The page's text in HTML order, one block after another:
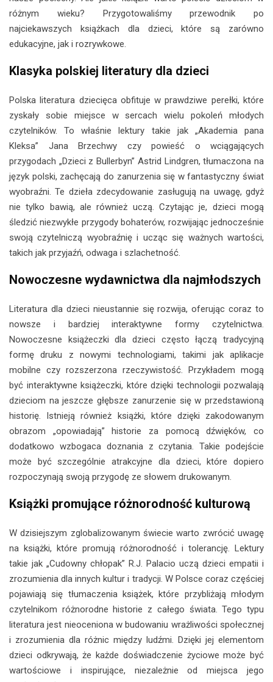
różnym wieku? Przygotowaliśmy przewodnik po
najciekawszych książkach dla dzieci, które są zarówno
edukacyjne, jak i rozrywkowe.
Klasyka polskiej literatury dla dzieci
Polska literatura dziecięca obfituje w prawdziwe perełki, które
zyskały sobie miejsce w sercach wielu pokoleń młodych
czytelników. To właśnie lektury takie jak „Akademia pana
Kleksa” Jana Brzechwy czy powieść o wciągających
przygodach „Dzieci z Bullerbyn” Astrid Lindgren, tłumaczona na
język polski, zachęcają do zanurzenia się w fantastyczny świat
wyobraźni. Te dzieła zdecydowanie zasługują na uwagę, gdyż
nie tylko bawią, ale również uczą. Czytając je, dzieci mogą
śledzić niezwykłe przygody bohaterów, rozwijając jednocześnie
swoją czytelniczą wyobraźnię i ucząc się ważnych wartości,
takich jak przyjaźń, odwaga i szlachetność.
Nowoczesne wydawnictwa dla najmłodszych
Literatura dla dzieci nieustannie się rozwija, oferując coraz to
nowsze i bardziej interaktywne formy czytelnictwa.
Nowoczesne książeczki dla dzieci często łączą tradycyjną
formę druku z nowymi technologiami, takimi jak aplikacje
mobilne czy rozszerzona rzeczywistość. Przykładem mogą
być interaktywne książeczki, które dzięki technologii pozwalają
dzieciom na jeszcze głębsze zanurzenie się w przedstawioną
historię. Istnieją również książki, które dzięki zakodowanym
obrazom „opowiadają” historie za pomocą dźwięków, co
dodatkowo wzbogaca doznania z czytania. Takie podejście
może być szczególnie atrakcyjne dla dzieci, które dopiero
rozpoczynają swoją przygodę ze słowem drukowanym.
Książki promujące różnorodność kulturową
W dzisiejszym zglobalizowanym świecie warto zwrócić uwagę
na książki, które promują różnorodność i tolerancję. Lektury
takie jak „Cudowny chłopak” R.J. Palacio uczą dzieci empatii i
zrozumienia dla innych kultur i tradycji. W Polsce coraz częściej
pojawiają się tłumaczenia książek, które przybliżają młodym
czytelnikom różnorodne historie z całego świata. Tego typu
literatura jest nieoceniona w budowaniu wrażliwości społecznej
i zrozumienia dla różnic między ludźmi. Dzięki jej elementom
dzieci odkrywają, że każde doświadczenie życiowe może być
wartościowe i inspirujące, niezależnie od miejsca jego